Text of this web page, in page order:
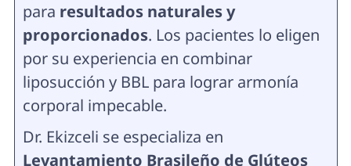
para resultados naturales y
proporcionados. Los pacientes lo eligen
por su experiencia en combinar
liposucción y BBL para lograr armonía
corporal impecable.
Dr. Ekizceli se especializa en
Levantamiento Brasileño de Glúteos